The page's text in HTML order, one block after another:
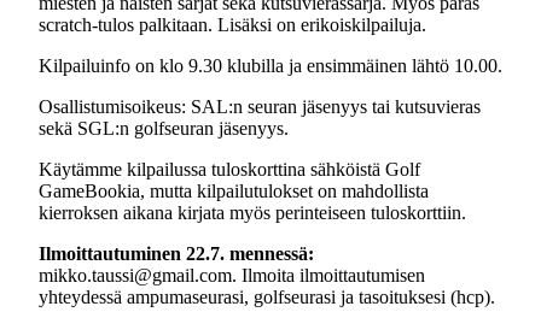
scratch-tulos palkitaan. Lisäksi on erikoiskilpailuja.
Kilpailuinfo on klo 9.30 klubilla ja ensimmäinen lähtö 10.00.
Osallistumisoikeus: SAL:n seuran jäsenyys tai kutsuvieras
sekä SGL:n golfseuran jäsenyys.
Käytämme kilpailussa tuloskorttina sähköistä Golf
GameBookia, mutta kilpailutulokset on mahdollista
kierroksen aikana kirjata myös perinteiseen tuloskorttiin.
Ilmoittautuminen 22.7. mennessä:
mikko.taussi@gmail.com. Ilmoita ilmoittautumisen
yhteydessä ampumaseurasi, golfseurasi ja tasoituksesi (hcp).